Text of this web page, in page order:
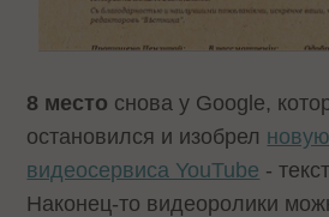
8 место снова у Google,
остановился и изобрел
видеосервиса YouTube -
Наконец-то видеоролики